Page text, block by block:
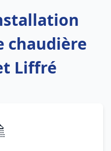
chaudière
Liffré